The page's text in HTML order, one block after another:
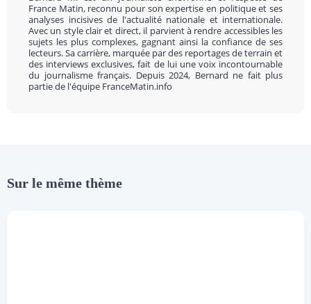
France Matin, reconnu pour son expertise en politique et ses
analyses incisives de l'actualité nationale et internationale.
Avec un style clair et direct, il parvient à rendre accessibles les
sujets les plus complexes, gagnant ainsi la confiance de ses
lecteurs. Sa carrière, marquée par des reportages de terrain et
des interviews exclusives, fait de lui une voix incontournable
du journalisme français. Depuis 2024, Bernard ne fait plus
partie de l'équipe FranceMatin.info
Sur le même thème